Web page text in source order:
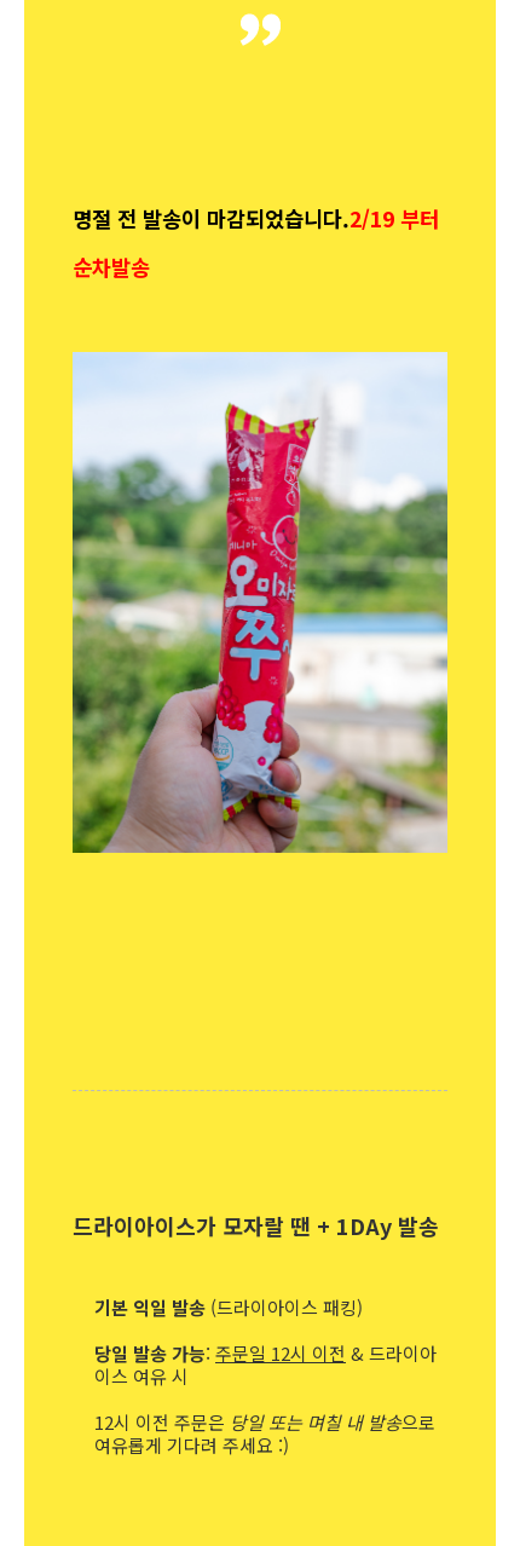
명절 전 발송이 마감되었습니다.2/19 부터
순차발송
드라이아이스가 모자랄 땐 + 1DAy 발송
기본 익일 발송 (드라이아이스 패킹)
당일 발송 가능: 주문일 12시 이전 & 드라이아
이스 여유 시
12시 이전 주문은 당일 또는 며칠 내 발송으로
여유롭게 기다려 주세요 :)